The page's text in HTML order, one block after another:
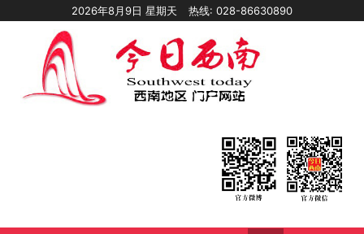
2026年8月9日 星期天 热线: 028-86630890